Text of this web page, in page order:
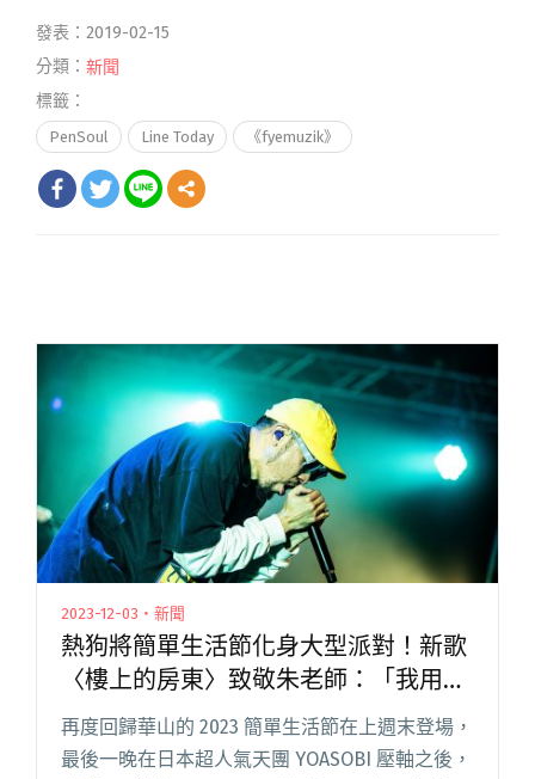
發表：2019-02-15
分類： 新聞
標籤：
PenSoul Line Today 《fyemuzik》
2023-12-03・新聞
熱狗將簡單生活節化身大型派對！新歌
〈樓上的房東〉致敬朱老師：「我用另
外一首很屌的歌，換了你這首歌！」
再度回歸華山的 2023 簡單生活節在上週末登場，
最後一晚在日本超人氣天團 YOASOBI 壓軸之後，